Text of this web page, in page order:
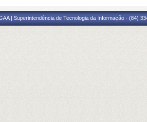
| Superintendência de Tecnologia da Informação - (84)